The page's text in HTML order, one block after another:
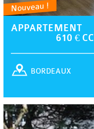
Nouveau !
APPARTEMENT
610 € CC
BORDEAUX